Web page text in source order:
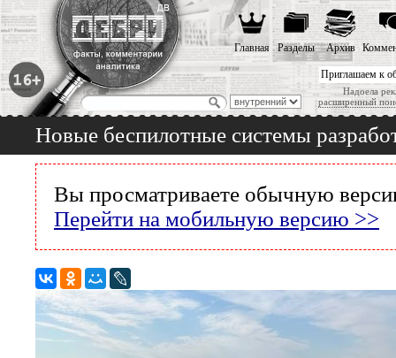
Приглашаем к
Надоела
расширенный
Главная Разделы Архив
Новые беспилотные системы
Вы просматриваете обычную
Перейти на мобильную версию >>